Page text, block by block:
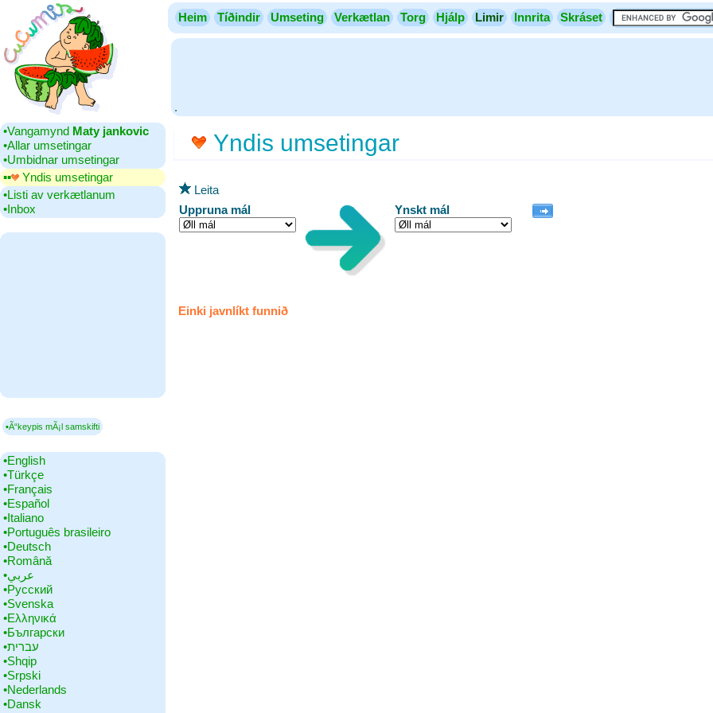
Heim Tíðindir Umseting Verkætlan Torg Hjálp Limir Innrita Skráset
.
•‎Vangamynd Maty jankovic
•‎Allar umsetingar
•‎Umbidnar umsetingar
▪▪‎
Yndis umsetingar
•‎Listi av verkætlanum
•‎Inbox
▪Ã“keypis mÃ¡l samskifti
•‎English
•‎Türkçe
•‎Français
•‎Español
•‎Italiano
•‎Português brasileiro
•‎Deutsch
•‎Română
•‎عربي
•‎Русский
•‎Svenska
•‎Ελληνικά
•‎Български
•‎עברית
•‎Shqip
•‎Srpski
•‎Nederlands
•‎Dansk
Yndis umsetingar
Leita
Uppruna mál
Ynskt mál
Einki javnlíkt funnið